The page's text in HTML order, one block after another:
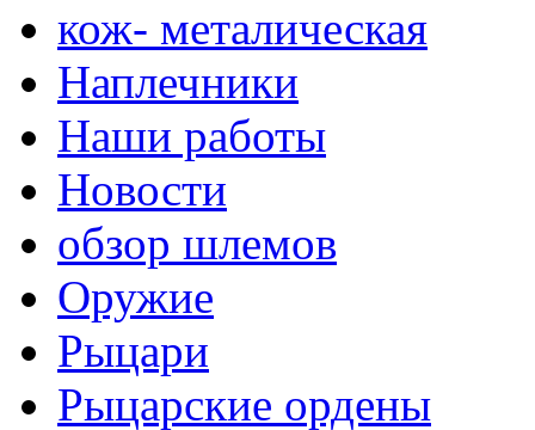
кож- металическая
Наплечники
Наши работы
Новости
обзор шлемов
Оружие
Рыцари
Рыцарские ордены